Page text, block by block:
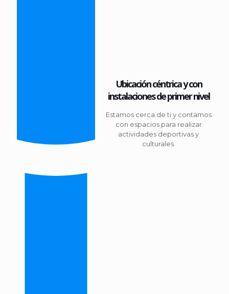
Ubicación céntrica y con
instalaciones de primer nivel
Estamos cerca de ti y contamos
con espacios para realizar
actividades deportivas y
culturales.